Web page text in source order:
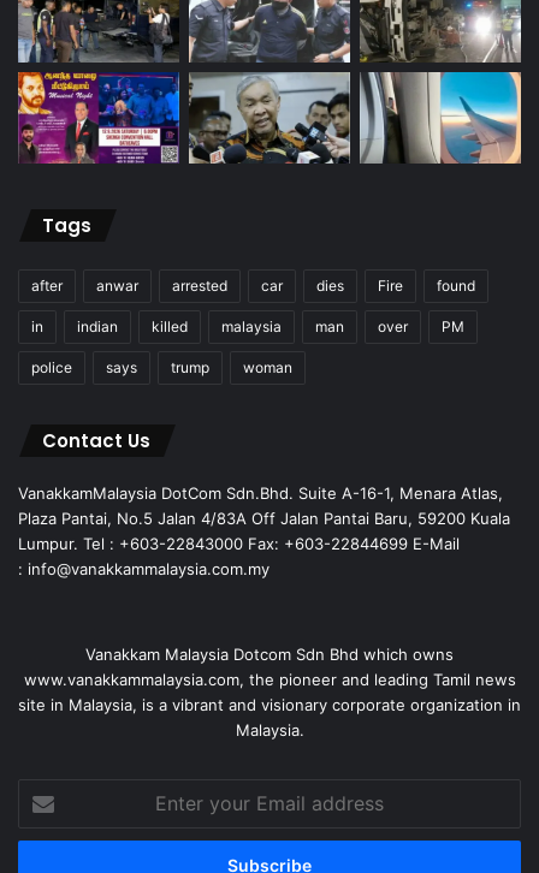
Tags
after anwar arrested car dies Fire found
in indian killed malaysia man over PM
police says trump woman
Contact Us
VanakkamMalaysia DotCom Sdn.Bhd. Suite A-16-1, Menara Atlas,
Plaza Pantai, No.5 Jalan 4/83A Off Jalan Pantai Baru, 59200 Kuala
Lumpur. Tel : +603-22843000 Fax: +603-22844699 E-Mail
: info@vanakkammalaysia.com.my
Vanakkam Malaysia Dotcom Sdn Bhd which owns
www.vanakkammalaysia.com, the pioneer and leading Tamil news
site in Malaysia, is a vibrant and visionary corporate organization in
Malaysia.
your
Email